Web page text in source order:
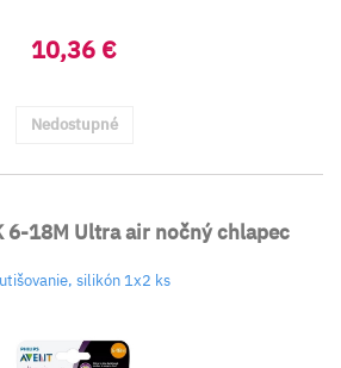
10,36 €
Nedostupné
6-18M Ultra air nočný chlapec
silikón 1x2 ks